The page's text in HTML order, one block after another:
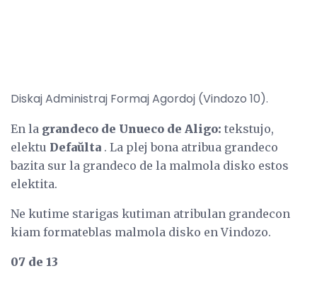
Diskaj Administraj Formaj Agordoj (Vindozo 10).
En la grandeco de Unueco de Aligo: tekstujo,
elektu Defaŭlta . La plej bona atribua grandeco
bazita sur la grandeco de la malmola disko estos
elektita.
Ne kutime starigas kutiman atribulan grandecon
kiam formateblas malmola disko en Vindozo.
07 de 13